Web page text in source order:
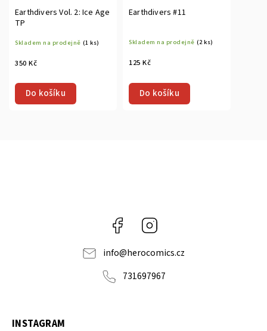
Earthdivers Vol. 2: Ice Age
TP
Skladem na prodejně (1 ks)
350 Kč
Do košíku
Earthdivers #11
Skladem na prodejně (2 ks)
125 Kč
Do košíku
Facebook
info@herocomics.cz
731697967
INSTAGRAM